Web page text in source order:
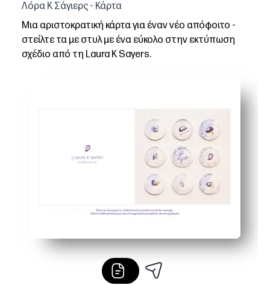
Λόρα Κ Σάγιερς - Κάρτα
Μια αριστοκρατική κάρτα για έναν νέο απόφοιτο -
στείλτε τα με στυλ με ένα εύκολο στην εκτύπωση
σχέδιο από τη Laura K Sayers.
Μπορείτε να εξατομικεύσετε το εσωτερικό με το
Εντυπωσιακή εικονογράφηση από τη Laura K Sayers
Ιδανικό για γονείς, δασκάλους και φίλους - έχετε μια